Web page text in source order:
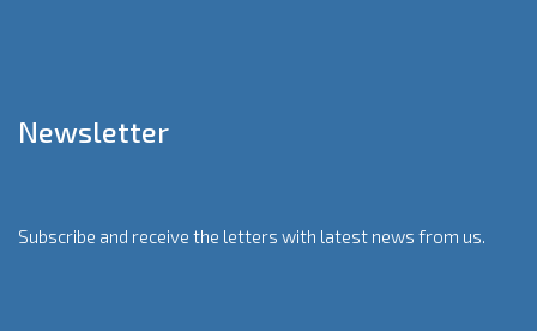
Newsletter
Subscribe and receive the letters with latest news from us.